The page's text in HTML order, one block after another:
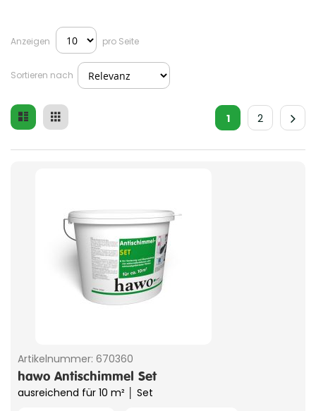
Anzeigen pro Seite
Sortieren nach
1 2
Ansicht
Liste Raster
Artikelnummer: 670360
hawo Antischimmel Set
ausreichend für 10 m² │ Set